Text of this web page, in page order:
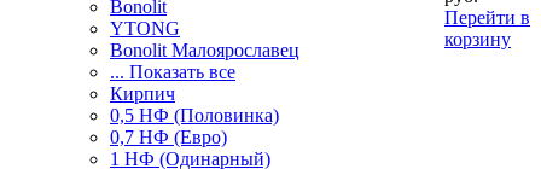
Bonolit
YTONG
Bonolit Малоярославец
... Показать все
Кирпич
0,5 НФ (Половинка)
0,7 НФ (Евро)
1 НФ (Одинарный)
Перейти в
корзину